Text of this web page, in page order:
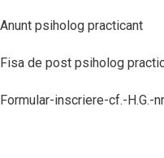
Anunt psiholog practicant
Fisa de post psiholog
Formular-inscriere-cf.-H.G.-